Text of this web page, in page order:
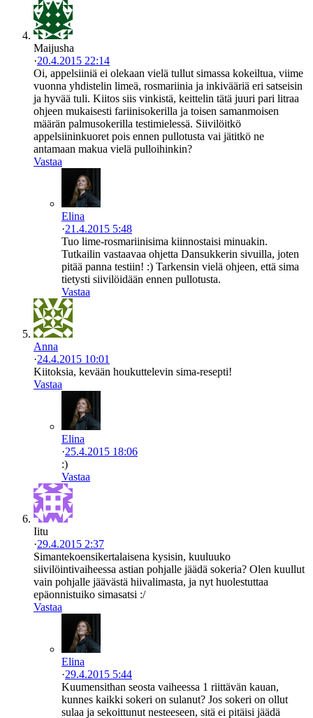
Maijusha
·20.4.2015 22:14
Oi, appelsiiniä ei olekaan vielä tullut simassa kokeiltua, viime
vuonna yhdistelin limeä, rosmariinia ja inkivääriä eri satseisin
ja hyvää tuli. Kiitos siis vinkistä, keittelin tätä juuri pari litraa
ohjeen mukaisesti fariinisokerilla ja toisen samanmoisen
määrän palmusokerilla testimielessä. Siivilöitkö
appelsiininkuoret pois ennen pullotusta vai jätitkö ne
antamaan makua vielä pulloihinkin?
Vastaa
Elina
·21.4.2015 5:48
Tuo lime-rosmariinisima kiinnostaisi minuakin.
Tutkailin vastaavaa ohjetta Dansukkerin sivuilla, joten
pitää panna testiin! :) Tarkensin vielä ohjeen, että sima
tietysti siivilöidään ennen pullotusta.
Vastaa
Anna
·24.4.2015 10:01
Kiitoksia, kevään houkuttelevin sima-resepti!
Vastaa
Elina
·25.4.2015 18:06
:)
Vastaa
Iitu
·29.4.2015 2:37
Simantekoensikertalaisena kysisin, kuuluuko
siivilöintivaiheessa astian pohjalle jäädä sokeria? Olen kuullut
vain pohjalle jäävästä hiivalimasta, ja nyt huolestuttaa
epäonnistuiko simasatsi :/
Vastaa
Elina
·29.4.2015 5:44
Kuumensithan seosta vaiheessa 1 riittävän kauan,
kunnes kaikki sokeri on sulanut? Jos sokeri on ollut
sulaa ja sekoittunut nesteeseen, sitä ei pitäisi jäädä